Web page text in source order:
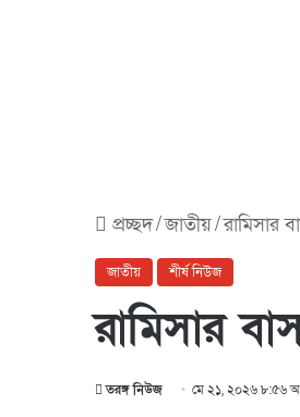
প্রচ্ছদ/জাতীয়/রামিসার
জাতীয় শীর্ষ নিউজ
রামিসার
তরঙ্গ নিউজ মে ২১, ২০২৬ ৮:৫৬